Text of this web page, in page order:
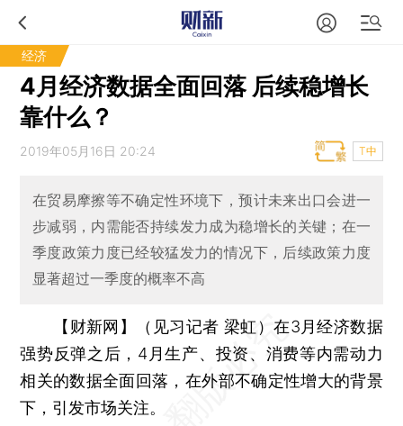
经济
4月经济数据全面回落 后续稳增长
靠什么？
2019年05月16日 20:24 T中
在贸易摩擦等不确定性环境下，预计未来出口会进一
步减弱，内需能否持续发力成为稳增长的关键；在一
季度政策力度已经较猛发力的情况下，后续政策力度
显著超过一季度的概率不高
【财新网】（见习记者 梁虹）在3月经济数据
强势反弹之后，4月生产、投资、消费等内需动力
相关的数据全面回落，在外部不确定性增大的背景
下，引发市场关注。